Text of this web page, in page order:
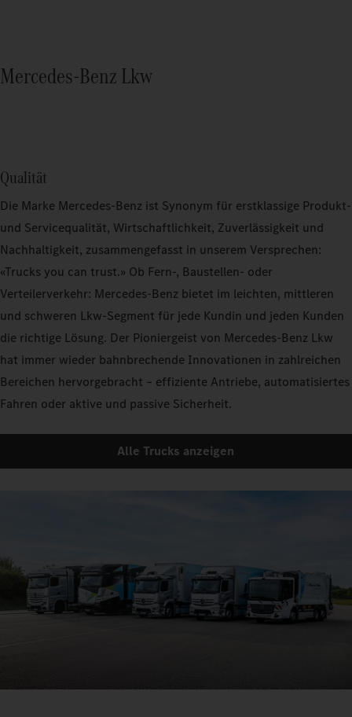
Mercedes-Benz Lkw
Qualität
Die Marke Mercedes-Benz ist Synonym für erstklassige Produkt-
und Servicequalität, Wirtschaftlichkeit, Zuverlässigkeit und
Nachhaltigkeit, zusammengefasst in unserem Versprechen:
«Trucks you can trust.» Ob Fern-, Baustellen- oder
Verteilerverkehr: Mercedes-Benz bietet im leichten, mittleren
und schweren Lkw-Segment für jede Kundin und jeden Kunden
die richtige Lösung. Der Pioniergeist von Mercedes-Benz Lkw
hat immer wieder bahnbrechende Innovationen in zahlreichen
Bereichen hervorgebracht – effiziente Antriebe, automatisiertes
Fahren oder aktive und passive Sicherheit.
Alle Trucks anzeigen